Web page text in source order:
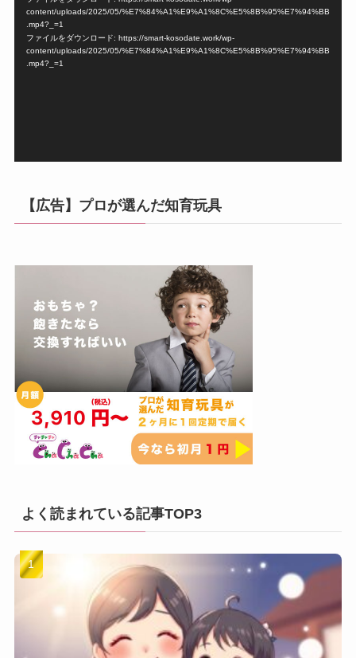
content/uploads/2025/05/%E7%84%A1%E9%A1%8C%E5%8B%95%E7%94%BB
.mp4?_=1
ファイルをダウンロード: https://smart-kosodate.work/wp-
content/uploads/2025/05/%E7%84%A1%E9%A1%8C%E5%8B%95%E7%94%BB
.mp4?_=1
【広告】プロが選んだ知育玩具
よく読まれている記事TOP3